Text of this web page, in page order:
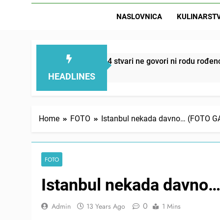
NASLOVNICA
HEADLINES
– ove 4 stvari ne govori ni rodu rođenom
Home FOTO Istanbul nekada davno… (FOTO
FOTO
Istanbul nekada
Admin 13 Years Ago 0 1 Mins